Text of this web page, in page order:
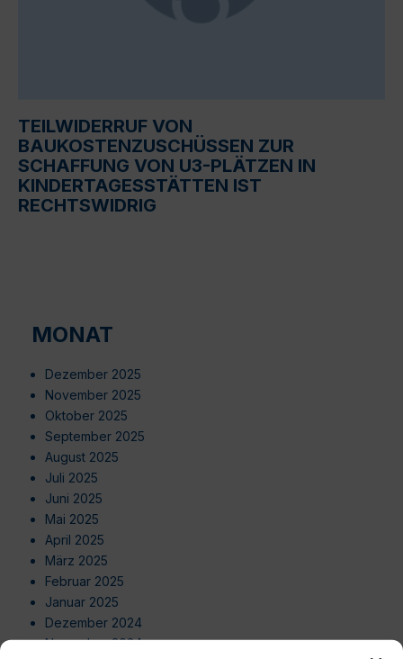
TEILWIDERRUF VON
BAUKOSTENZUSCHÜSSEN ZUR
SCHAFFUNG VON U3-PLÄTZEN IN
KINDERTAGESSTÄTTEN IST
RECHTSWIDRIG
MONAT
Dezember 2025
November 2025
Oktober 2025
September 2025
August 2025
Juli 2025
Juni 2025
Mai 2025
April 2025
März 2025
Februar 2025
Januar 2025
Dezember 2024
November 2024